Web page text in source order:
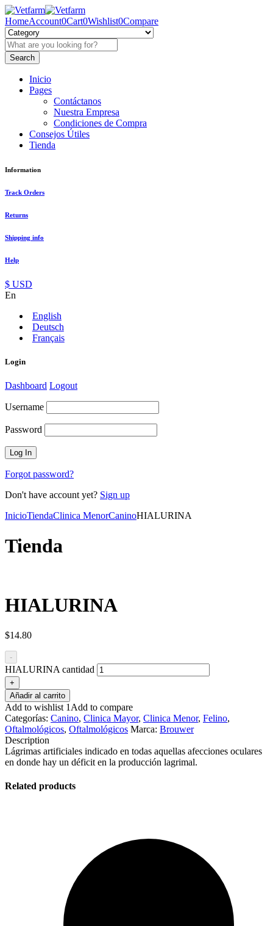
HomeAccount0Cart0Wishlist0Compare
Inicio
Pages
Contáctanos
Nuestra Empresa
Condiciones de Compra
Consejos Útiles
Tienda
Information
Track Orders
Returns
Shipping info
Help
$ USD
En
English
Deutsch
Français
Login
Dashboard Logout
Username
Password
Forgot password?
Don't have account yet? Sign up
InicioTiendaClinica MenorCaninoHIALURINA
Tienda
HIALURINA
$14.80
-
HIALURINA cantidad
+
Añadir al carrito
Add to wishlist 1 Add to compare
Categorías: Canino, Clinica Mayor, Clinica Menor, Felino,
Oftalmológicos, Oftalmológicos Marca: Brouwer
Description
Lágrimas artificiales indicado en todas aquellas afecciones oculares
en donde hay un déficit en la producción lagrimal.
Related products